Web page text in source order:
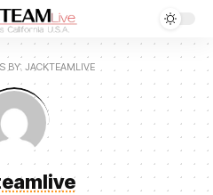
BY: JACKTEAMLIVE